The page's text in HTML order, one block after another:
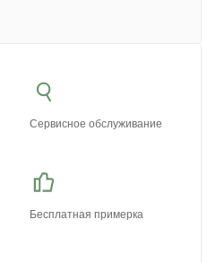
Сервисное обслуживание
Бесплатная примерка